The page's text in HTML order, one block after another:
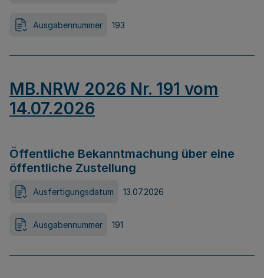
Ausgabennummer 193
MB.NRW 2026 Nr. 191 vom
14.07.2026
Öffentliche Bekanntmachung über eine
öffentliche Zustellung
Ausfertigungsdatum 13.07.2026
Ausgabennummer 191